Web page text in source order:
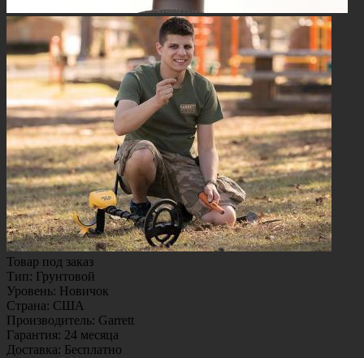
Товар под заказ
Тип: Грунтовой
Уровень: Новичок
Страна: США
Производитель: Garrett
Гарантия: 24 месяца
Доставка: Бесплатно